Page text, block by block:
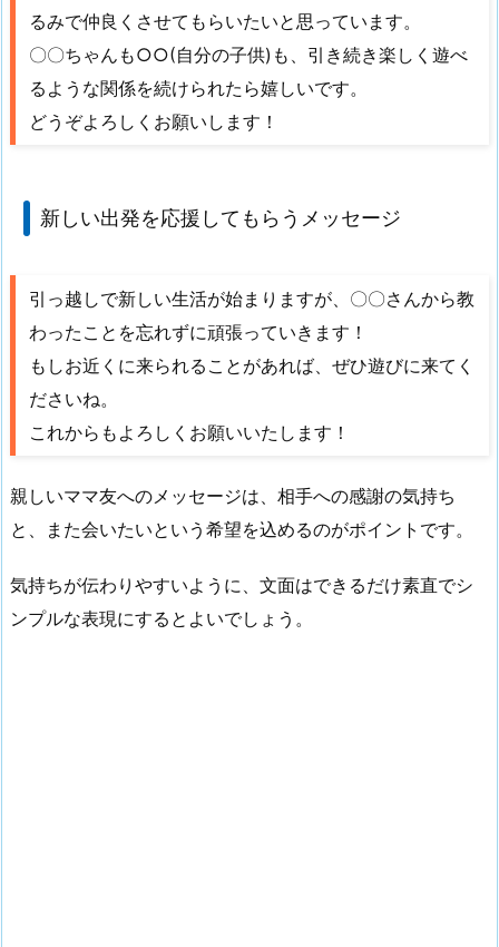
るみで仲良くさせてもらいたいと思っています。
〇〇ちゃんも○○(自分の子供)も、引き続き楽しく遊べ
るような関係を続けられたら嬉しいです。
どうぞよろしくお願いします！
新しい出発を応援してもらうメッセージ
引っ越しで新しい生活が始まりますが、〇〇さんから教
わったことを忘れずに頑張っていきます！
もしお近くに来られることがあれば、ぜひ遊びに来てく
ださいね。
これからもよろしくお願いいたします！
親しいママ友へのメッセージは、相手への感謝の気持ち
と、また会いたいという希望を込めるのがポイントです。
気持ちが伝わりやすいように、文面はできるだけ素直でシ
ンプルな表現にするとよいでしょう。